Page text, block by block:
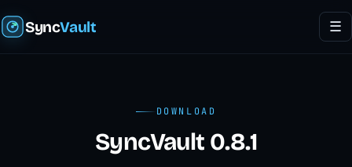
SyncVault ☰
DOWNLOAD
SyncVault 0.8.1